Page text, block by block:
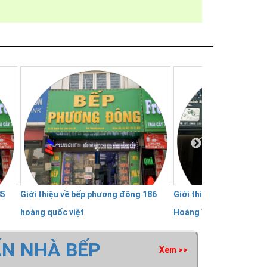
về bếp phương đông 186
quốc việt
Giới thiệu về Bếp Phương Đông 402
Hoàng Văn THụ
NHÀ BẾP Xem >>